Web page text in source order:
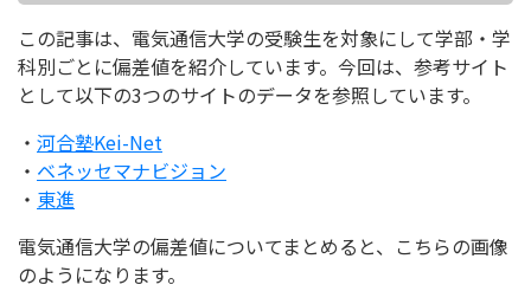
この記事は、電気通信大学の受験生を対象にして学部・学
科別ごとに偏差値を紹介しています。今回は、参考サイト
として以下の3つのサイトのデータを参照しています。
・ 河合塾Kei-Net
・ ベネッセマナビジョン
・ 東進
電気通信大学の偏差値についてまとめると、こちらの画像
のようになります。